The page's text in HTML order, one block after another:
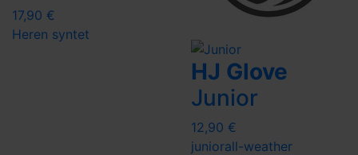
17,90 €
Heren syntet
HJ Glove
Junior
12,90 €
juniorall-weather